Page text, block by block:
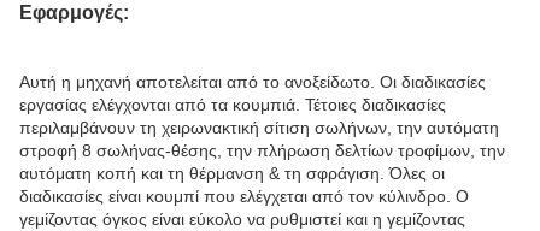
Εφαρμογές:
Αυτή η μηχανή αποτελείται από το ανοξείδωτο. Οι διαδικασίες
εργασίας ελέγχονται από τα κουμπιά. Τέτοιες διαδικασίες
περιλαμβάνουν τη χειρωνακτική σίτιση σωλήνων, την αυτόματη
στροφή 8 σωλήνας-θέσης, την πλήρωση δελτίων τροφίμων, την
αυτόματη κοπή και τη θέρμανση & τη σφράγιση. Όλες οι
διαδικασίες είναι κουμπί που ελέγχεται από τον κύλινδρο. Ο
γεμίζοντας όγκος είναι εύκολο να ρυθμιστεί και η γεμίζοντας